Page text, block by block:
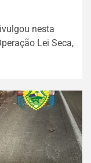
nesta
Lei Seca,